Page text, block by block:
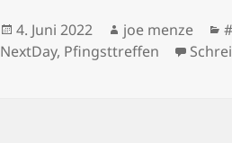
Veröffentlicht
am
4. Juni 2022 Autor
joe menze
NextDay, Pfingsttreffen